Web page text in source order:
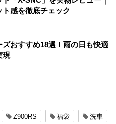
感を徹底チェック
ズおすすめ18選！雨の日も快適
現
Z900RS 福袋 洗車